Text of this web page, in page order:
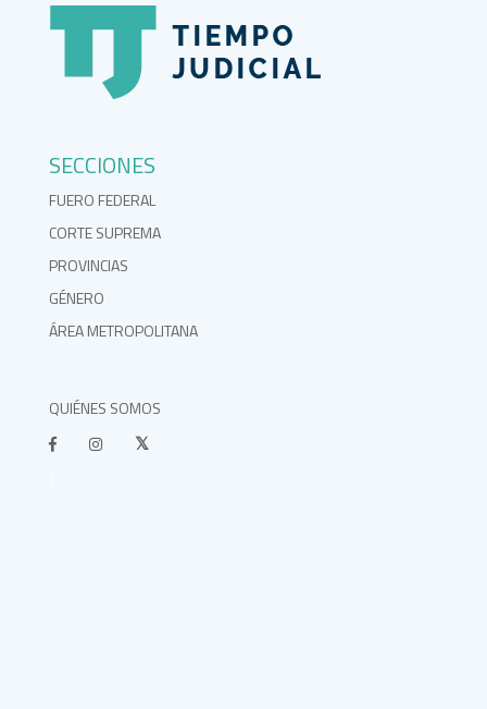
SECCIONES
FUERO FEDERAL
CORTE SUPREMA
PROVINCIAS
GÉNERO
ÁREA METROPOLITANA
QUIÉNES SOMOS